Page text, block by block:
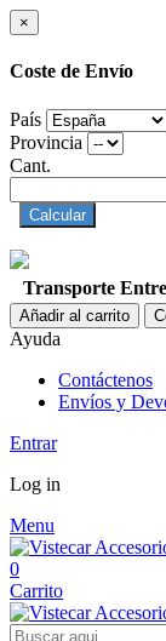
×
Coste de Envío
País
Provincia
Cant.
Calcular
Transporte
Añadir al carrito
Ayuda
Contáctenos
Envíos y
Entrar
Log in
Menu
0
Carrito